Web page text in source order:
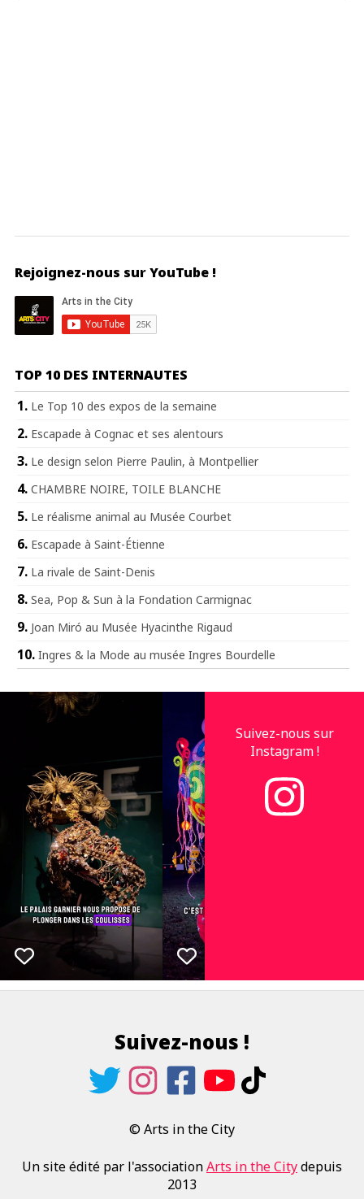
Rejoignez-nous sur YouTube !
TOP 10 DES INTERNAUTES
Le Top 10 des expos de la semaine
Escapade à Cognac et ses alentours
Le design selon Pierre Paulin, à Montpellier
CHAMBRE NOIRE, TOILE BLANCHE
Le réalisme animal au Musée Courbet
Escapade à Saint-Étienne
La rivale de Saint-Denis
Sea, Pop & Sun à la Fondation Carmignac
Joan Miró au Musée Hyacinthe Rigaud
Ingres & la Mode au musée Ingres Bourdelle
Suivez-nous sur
Instagram !
Suivez-nous !
© Arts in the City
Un site édité par l'associationArts in the Citydepuis
2013